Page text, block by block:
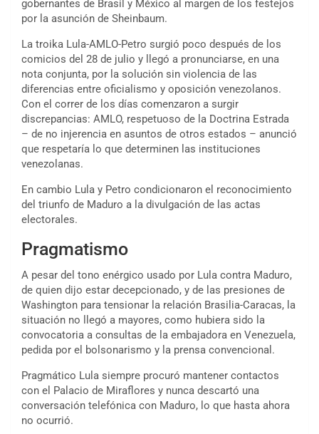
gobernantes de Brasil y México al margen de los festejos
por la asunción de Sheinbaum.
La troika Lula-AMLO-Petro surgió poco después de los
comicios del 28 de julio y llegó a pronunciarse, en una
nota conjunta, por la solución sin violencia de las
diferencias entre oficialismo y oposición venezolanos.
Con el correr de los días comenzaron a surgir
discrepancias: AMLO, respetuoso de la Doctrina Estrada
– de no injerencia en asuntos de otros estados – anunció
que respetaría lo que determinen las instituciones
venezolanas.
En cambio Lula y Petro condicionaron el reconocimiento
del triunfo de Maduro a la divulgación de las actas
electorales.
Pragmatismo
A pesar del tono enérgico usado por Lula contra Maduro,
de quien dijo estar decepcionado, y de las presiones de
Washington para tensionar la relación Brasilia-Caracas, la
situación no llegó a mayores, como hubiera sido la
convocatoria a consultas de la embajadora en Venezuela,
pedida por el bolsonarismo y la prensa convencional.
Pragmático Lula siempre procuró mantener contactos
con el Palacio de Miraflores y nunca descartó una
conversación telefónica con Maduro, lo que hasta ahora
no ocurrió.